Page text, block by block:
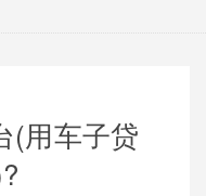
(用车子贷